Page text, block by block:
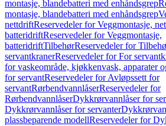
montasje, blandebatteri med enhåndsgrep
montasje, blandebatteri med enhåndsgrep
nettdriftReservedeler for Veggmontasje,
batteridriftReservedeler for Veggmontasje,
batteridriftTilbehørReservedeler for
servantkranerReservedeler for For
for vaskeområde, kjøkkenvask, apparater
for servantReservedeler for Avløpssett for
servantRørbendvannlåserReservedeler for
RørbendvannlåserDykkrørvannlåser for
Dykkrørvannlåser for servanter
plassbeparende modellReservedeler for